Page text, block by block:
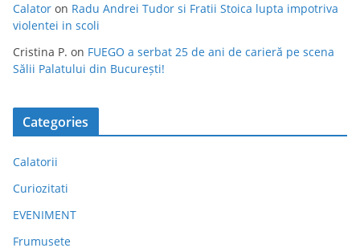
Calator on Radu Andrei Tudor si Fratii Stoica lupta impotriva
violentei in scoli
Cristina P. on FUEGO a serbat 25 de ani de carieră pe scena
Sălii Palatului din București!
Categories
Calatorii
Curiozitati
EVENIMENT
Frumusete